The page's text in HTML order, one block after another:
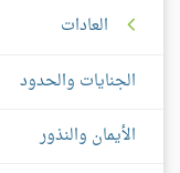
العادات
الجنايات والحدود
الأيمان والنذور